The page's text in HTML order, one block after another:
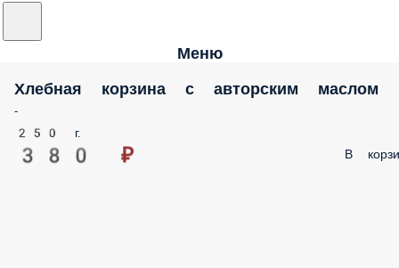
Меню
Хлебная корзина с авторским маслом
-
250 г.
380 ₽ В